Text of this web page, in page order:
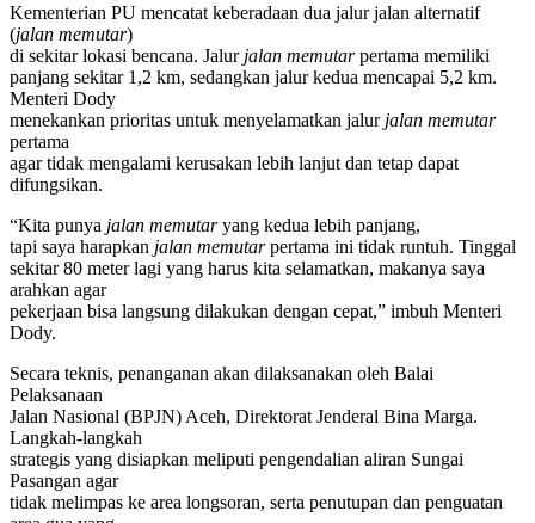
Kementerian PU mencatat keberadaan dua jalur jalan alternatif
(jalan memutar)
di sekitar lokasi bencana. Jalur jalan memutarpertama memiliki
panjang sekitar 1,2 km, sedangkan jalur kedua mencapai 5,2 km.
Menteri Dody
menekankan prioritas untuk menyelamatkan jalur jalan memutar
pertama
agar tidak mengalami kerusakan lebih lanjut dan tetap dapat
difungsikan.
“Kita punya jalan memutaryang kedua lebih panjang,
tapi saya harapkan jalan memutarpertama ini tidak runtuh. Tinggal
sekitar 80 meter lagi yang harus kita selamatkan, makanya saya
arahkan agar
pekerjaan bisa langsung dilakukan dengan cepat,” imbuh Menteri
Dody.
Secara teknis, penanganan akan dilaksanakan oleh Balai
Pelaksanaan
Jalan Nasional (BPJN) Aceh, Direktorat Jenderal Bina Marga.
Langkah-langkah
strategis yang disiapkan meliputi pengendalian aliran Sungai
Pasangan agar
tidak melimpas ke area longsoran, serta penutupan dan penguatan